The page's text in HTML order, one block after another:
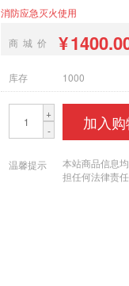
消防应急灭火使用
商 城 价 ¥
库存 1000
-
+ 加入
温馨提示
本站商品信息
担任何法律责任